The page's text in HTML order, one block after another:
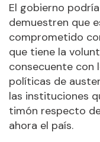
El gobierno
demuestren que
comprometido
que tiene la
consecuente con
políticas de
las instituciones
timón respecto
ahora el país.